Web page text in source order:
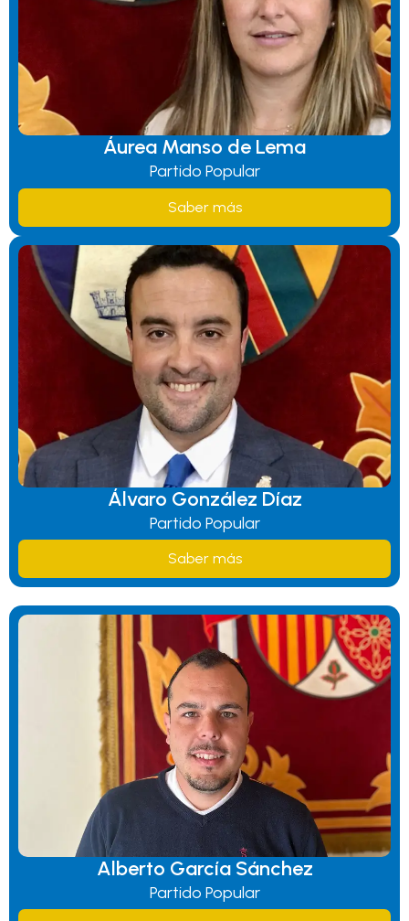
Áurea Manso de Lema
Partido Popular
Saber más
Álvaro González Díaz
Partido Popular
Saber más
Alberto García Sánchez
Partido Popular